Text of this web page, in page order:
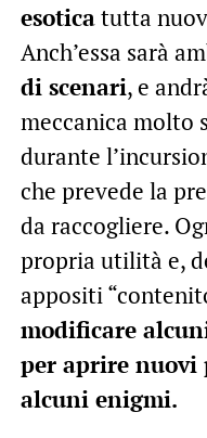
esoticatutta
Anch’essa sarà
di scenari, e
meccanica molto
durante
che prevede la
da raccogliere.
propria utilità e,
appositi
modificare
per aprire nuovi
alcuni enigmi.